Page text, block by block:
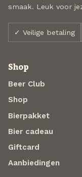
smaak. Leuk voor
✓ Veilige betaling
Shop
Beer Club
Shop
Bierpakket
Bier cadeau
Giftcard
Aanbiedingen